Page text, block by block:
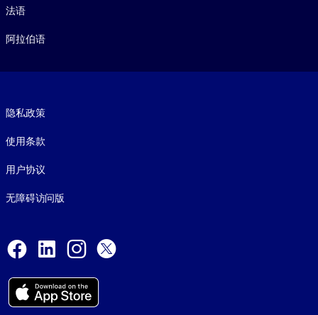
法语
阿拉伯语
隐私政策
使用条款
用户协议
无障碍访问版
Facebook
LinkedInInstagram